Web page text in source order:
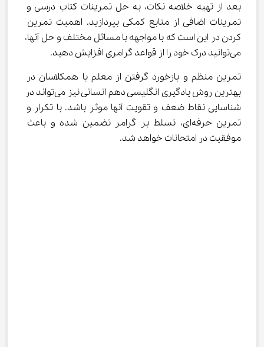
بعد از تهیه خلاصه نکات، به حل تمرینات کتاب درسی و
تمرینات اضافی از منابع کمکی بپردازید. اهمیت تمرین
کردن در این است که با مواجهه با مسائل مختلف و حل آنها،
می‌توانید درک خود را از قواعد گرامری افزایش دهید.
تمرین منظم و بازخورد گرفتن از معلم یا همکلاسان در
بهترین روش یادگیری انگلیسی دهم انسانی نیز می‌تواند در
شناسایی نقاط ضعف و تقویت آنها موثر باشد. با تکرار و
تمرین حرفه‌ای، تسلط بر گرامر تضمین شده و باعث
موفقیت در امتحانات خواهد شد.